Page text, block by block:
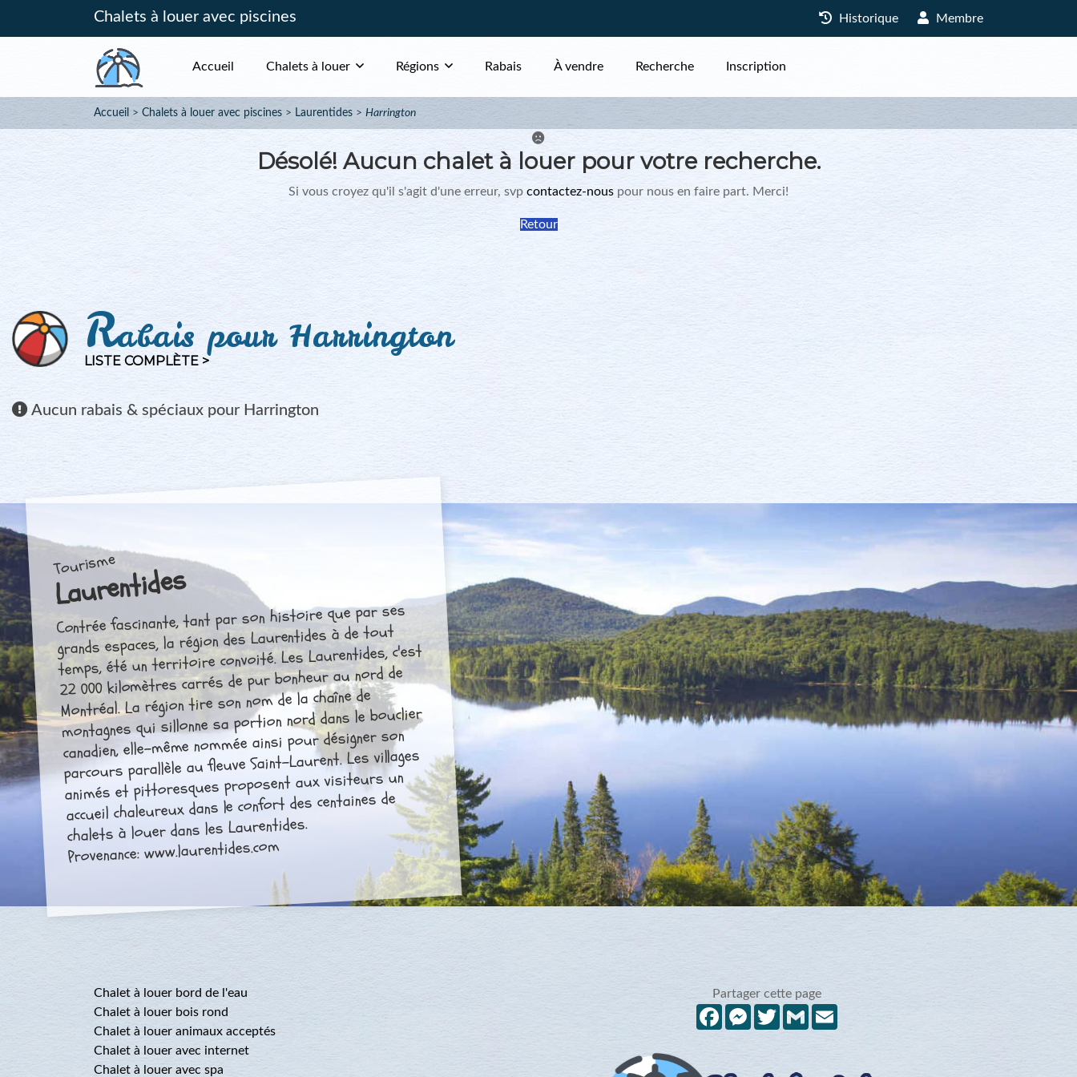
Chalets à louer avec piscines Historique Membre
Accueil Chalets à louer Régions Rabais À vendre Recherche Inscription
Accueil Chalets à louer avec piscines Laurentides Harrington
Désolé! Aucun chalet à louer pour votre recherche.
Si vous croyez qu'il s'agit d'une erreur, svp contactez-nous pour nous en faire part. Merci!
Retour
Rabais pour Harrington
LISTE COMPLÈTE >
Aucun rabais & spéciaux pour Harrington
Tourisme
Laurentides
Contrée fascinante, tant par son histoire que par ses
grands espaces, la région des Laurentides à de tout
temps, été un territoire convoité. Les Laurentides, c'est
22 000 kilomètres carrés de pur bonheur au nord de
Montréal. La région tire son nom de la chaîne de
montagnes qui sillonne sa portion nord dans le bouclier
canadien, elle-même nommée ainsi pour désigner son
parcours parallèle au fleuve Saint-Laurent. Les villages
animés et pittoresques proposent aux visiteurs un
accueil chaleureux dans le confort des centaines de
chalets à louer dans les Laurentides.
Provenance: www.laurentides.com
Chalet à louer bord de l'eau
Chalet à louer bois rond
Chalet à louer animaux acceptés
Chalet à louer avec internet
Chalet à louer avec spa
Partager cette page
FacebookMessenger
TwitterGmail